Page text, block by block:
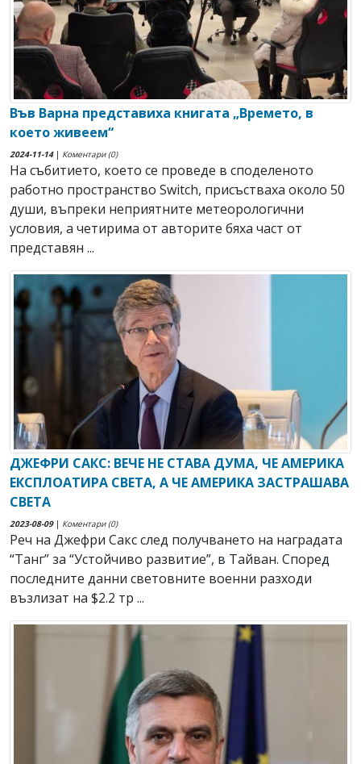
Във Варна представиха книгата „Времето, в
което живеем“
2024-11-14| Коментари (0)
На събитието, което се проведе в споделеното
работно пространство Switch, присъстваха около 50
души, въпреки неприятните метеорологични
условия, а четирима от авторите бяха част от
представян ...
ДЖЕФРИ САКС: ВЕЧЕ НЕ СТАВА ДУМА, ЧЕ АМЕРИКА
ЕКСПЛОАТИРА СВЕТА, А ЧЕ АМЕРИКА ЗАСТРАШАВА
СВЕТА
2023-08-09| Коментари (0)
Реч на Джефри Сакс след получването на наградата
“Танг” за “Устойчиво развитие”, в Тайван. Според
последните данни световните военни разходи
възлизат на $2.2 тр ...